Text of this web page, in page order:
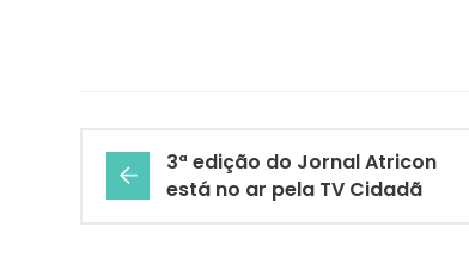
3ª edição do Jornal Atricon
está no ar pela TV Cidadã